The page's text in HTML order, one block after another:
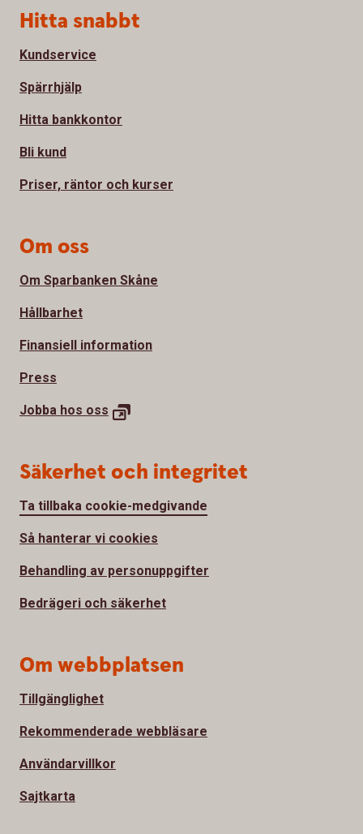
Sidfot
Hitta snabbt
Kundservice
Spärrhjälp
Hitta bankkontor
Bli kund
Priser, räntor och kurser
Om oss
Om Sparbanken Skåne
Hållbarhet
Finansiell information
Press
Jobba hos oss
Säkerhet och integritet
Ta tillbaka cookie-medgivande
Så hanterar vi cookies
Behandling av personuppgifter
Bedrägeri och säkerhet
Om webbplatsen
Tillgänglighet
Rekommenderade webbläsare
Användarvillkor
Sajtkarta